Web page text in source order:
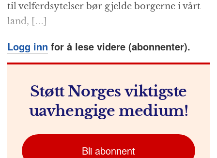
til velferdsytelser bør gjelde borgerne i vårt
land, […]
Logg inn for å lese videre (abonnenter).
Støtt Norges viktigste
uavhengige medium!
Bli abonnent